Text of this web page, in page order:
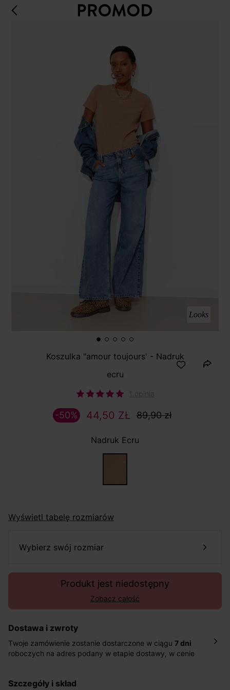
Looks
Koszulka "amour toujours' - Nadruk
ecru
44,50 ZŁ 89,90 zł
-50%
Nadruk Ecru
Wyświetl tabelę rozmiarów
wybierz swój rozmiar
Produkt jest niedostępny
Zobacz całość
Dostawa i zwroty
Twoje zamówienie zostanie dostarczone w ciągu 7 dni
roboczych na adres podany w etapie dostawy, w cenie
pośrednictwem DHL Express.
szczegóły i skład